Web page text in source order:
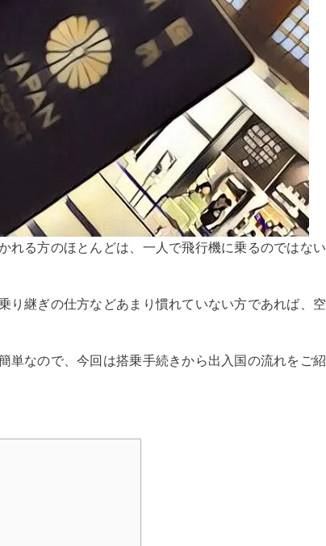
れる方のほとんどは、一人で飛行機に乗るのではない
り継ぎの仕方などあまり慣れていない方であれば、空
単なので、今回は搭乗手続きから出入国の流れをご紹